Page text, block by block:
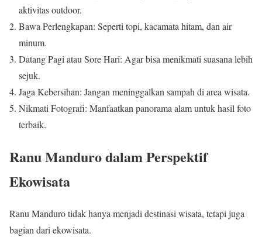
aktivitas outdoor.
Bawa Perlengkapan: Seperti topi, kacamata hitam, dan air
minum.
Datang Pagi atau Sore Hari: Agar bisa menikmati suasana lebih
sejuk.
Jaga Kebersihan: Jangan meninggalkan sampah di area wisata.
Nikmati Fotografi: Manfaatkan panorama alam untuk hasil foto
terbaik.
Ranu Manduro dalam Perspektif
Ekowisata
Ranu Manduro tidak hanya menjadi destinasi wisata, tetapi juga
bagian dari ekowisata.